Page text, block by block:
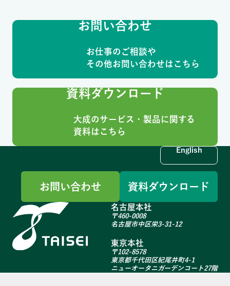
お問い合わせ
お仕事のご相談や
その他お問い合わせはこちら
資料ダウンロード
大成のサービス・製品に関する
資料はこちら
English
お問い合わせ 資料ダウンロード
名古屋本社
〒460-0008
名古屋市中区栄3-31-12
東京本社
〒102-8578
東京都千代田区紀尾井町4-1
ニューオータニガーデンコート27階